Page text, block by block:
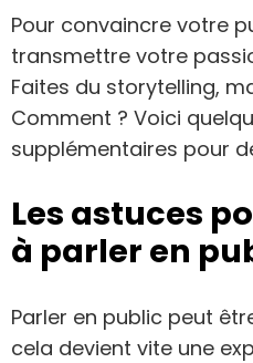
Pour convaincre votre
transmettre votre
Faites du storytelling,
Comment ? Voici
supplémentaires pour
Les astuces
à parler en
Parler en public peut
cela devient vite une